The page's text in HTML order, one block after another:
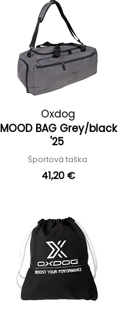
Oxdog
MOOD BAG Grey/black
'25
Športová taška
41,20 €